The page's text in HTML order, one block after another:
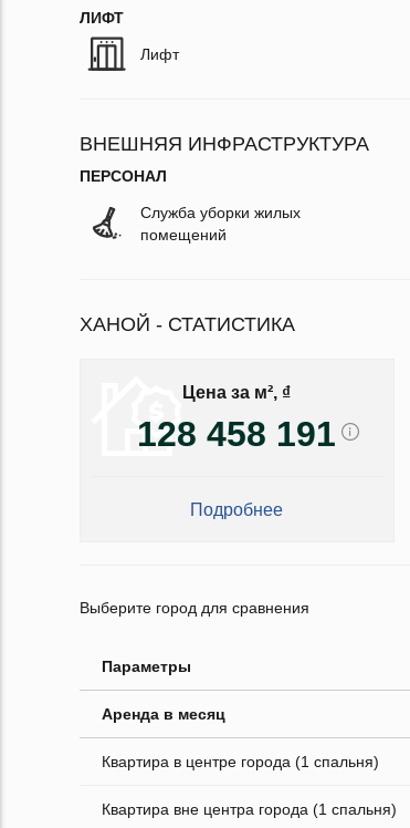
ЛИФТ
Лифт
ВНЕШНЯЯ ИНФРАСТРУКТУРА
ПЕРСОНАЛ
Служба уборки жилых
помещений
ХАНОЙ - СТАТИСТИКА
Цена за м², ₫
128 458 191
Подробнее
Выберите город для сравнения
Параметры
Аренда в месяц
Квартира в центре города (1 спальня)
Квартира вне центра города (1 спальня)